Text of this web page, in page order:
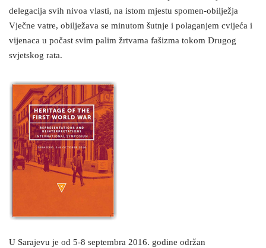
delegacija svih nivoa vlasti, na istom mjestu spomen-obilježja
Vječne vatre, obilježava se minutom šutnje i polaganjem cvijeća i
vijenaca u počast svim palim žrtvama fašizma tokom Drugog
svjetskog rata.
U Sarajevu je od 5-8 septembra 2016. godine održan